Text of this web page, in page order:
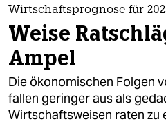
themen
politik
öko
gesellschaft
Wirtschaftsprognose für
Weise
Ampel
Die ökonomischen Folgen
fallen geringer aus als
Wirtschaftsweisen raten zu